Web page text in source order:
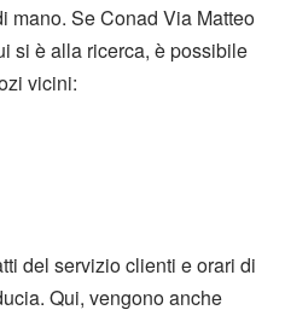
mano. Se Conad Via Matteo
si è alla ricerca, è possibile
vicini:
del servizio clienti e orari di
Qui, vengono anche